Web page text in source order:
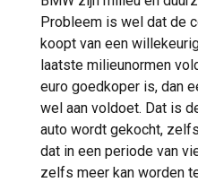
Probleem is wel dat de
koopt van een
laatste milieunormen
euro goedkoper is, dan
wel aan voldoet. Dat is
auto wordt gekocht,
dat in een periode van
zelfs meer kan worden